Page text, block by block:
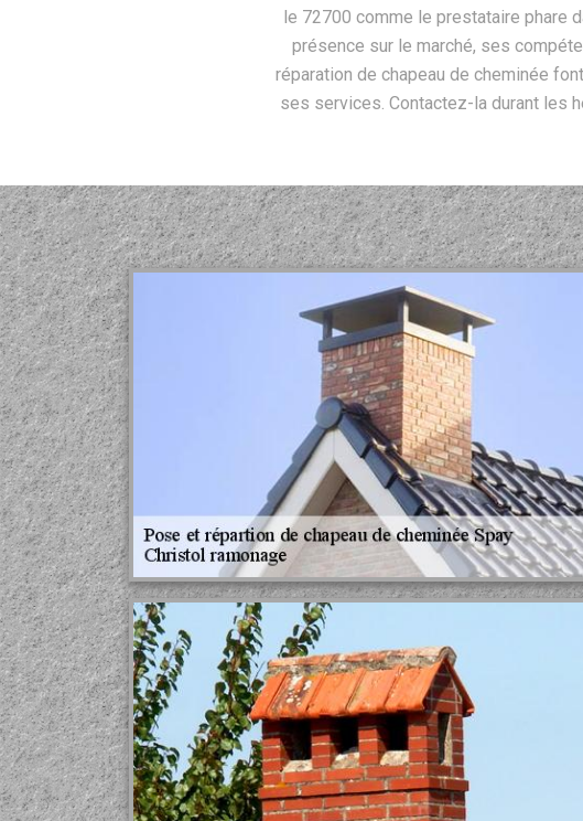
le 72700 comme le prestataire phare
présence sur le marché, ses
réparation de chapeau de cheminée
ses services. Contactez-la durant les